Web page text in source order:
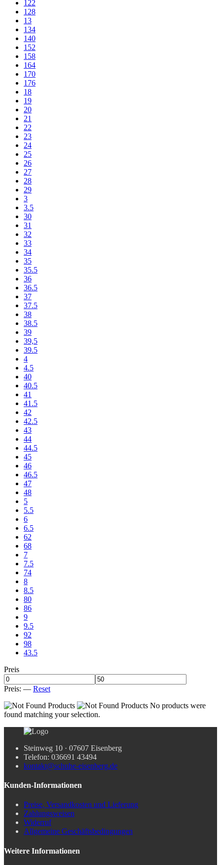
122
128
13
134
140
152
158
164
170
176
18
19
20
21
22
23
24
25
26
27
28
29
3
3.5
30
31
32
33
34
35
35.5
36
36.5
37
37.5
38
38.5
39
39,5
39.5
4
4.5
40
40.5
41
41.5
42
42.5
43
44
44.5
45
46
46.5
47
48
5
5.5
6
6.5
62
68
7
7.5
74
8
8.5
80
86
9
9.5
92
98
43.5
Preis
Preis: — Reset
No products were
found matching your selection.
Steinweg 10 · 07607 Eisenberg
Telefon: 036691 43494
kontakt@schuhe-eisenberg.de
Kunden-Informationen
Preise, Versandkosten und Lieferung
Zahlungsweisen
Widerruf
Allgemeine Geschäftsbedingungen
Weitere Informationen